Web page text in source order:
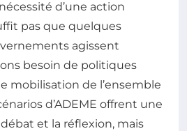
d’une action
pas que quelques
agissent
besoin de politiques
mobilisation de l’ensemble
d’ADEME offrent une
et la réflexion, mais